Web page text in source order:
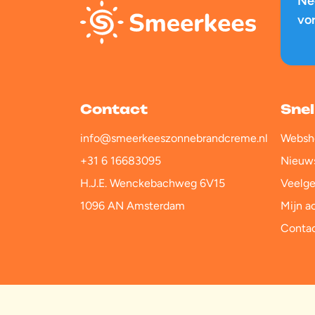
Contact
info@smeerkeeszonnebrandcreme.nl
+31 6 16683095
H.J.E. Wenckebachweg 6V15
1096 AN Amsterdam
Mijn